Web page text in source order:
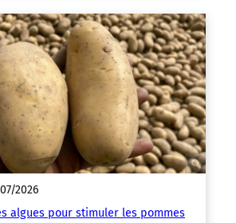
2026
algues pour stimuler les pommes